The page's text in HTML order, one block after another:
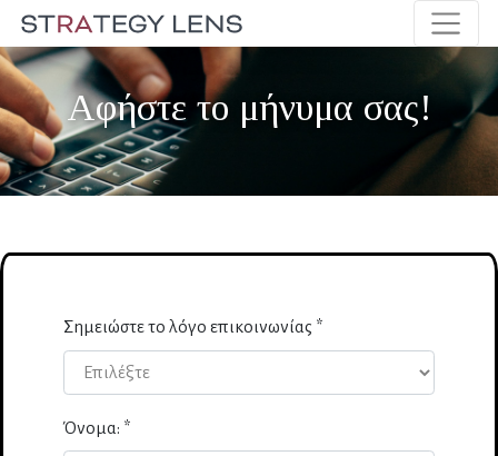
Αφήστε το μήνυμα σας!
Σημειώστε το λόγο επικοινωνίας *
Όνομα: *